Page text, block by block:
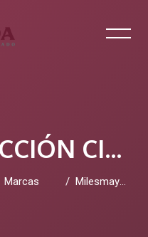
AULA PROTECCIÓN CIVIL SINALOA
Marcas Milesmaynard